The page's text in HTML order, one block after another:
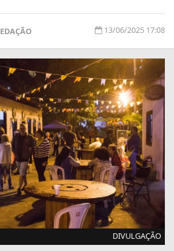
13/06/2025 17:08
DIVULGAÇÃO